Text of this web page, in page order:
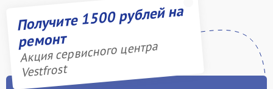
Получите 1500 рублей на
ремонт
Акция сервисного центра
Vestfrost